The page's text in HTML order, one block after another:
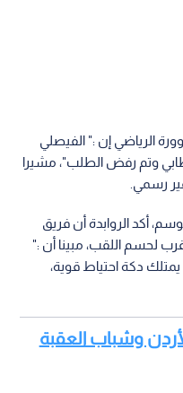
الرياضي إن :" الفيصلي
وتم رفض الطلب"، مشيرا
رسمي.
أكد الروابدة أن فريق
لحسم اللقب، مبينا أن :"
دكة احتياط قوية،
وشباب العقبة